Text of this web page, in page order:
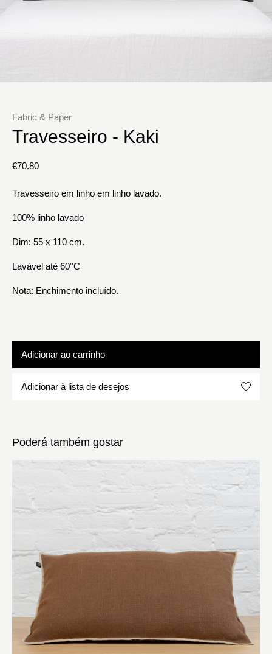
Fabric & Paper
Travesseiro - Kaki
€70.80
Travesseiro em linho em linho lavado.
100% linho lavado
Dim: 55 x 110 cm.
Lavável até 60°C
Nota: Enchimento incluído.
Adicionar ao carrinho
Adicionar à lista de desejos
Poderá também gostar